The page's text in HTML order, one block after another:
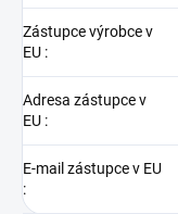
Zástupce výrobce v
EU :
Adresa zástupce v
EU :
E-mail zástupce v EU
: